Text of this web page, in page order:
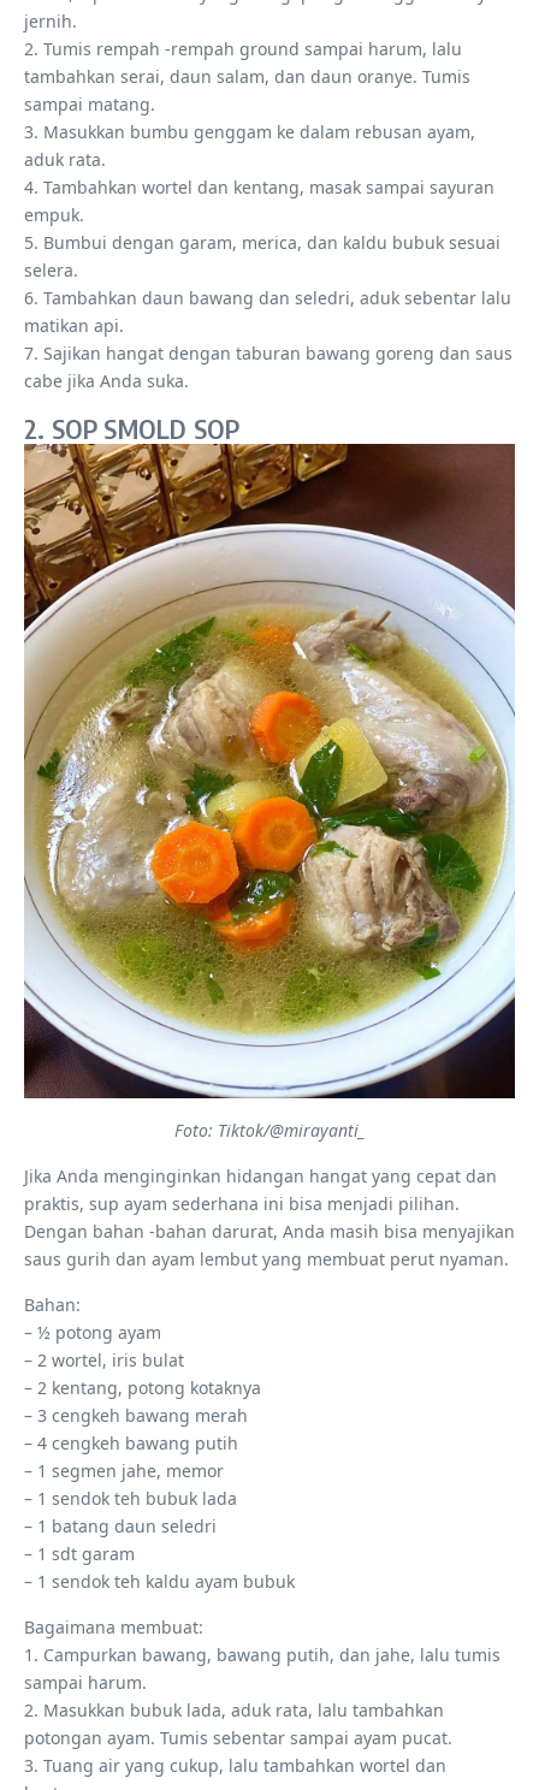
jernih.
2. Tumis rempah -rempah ground sampai harum, lalu
tambahkan serai, daun salam, dan daun oranye. Tumis
sampai matang.
3. Masukkan bumbu genggam ke dalam rebusan ayam,
aduk rata.
4. Tambahkan wortel dan kentang, masak sampai sayuran
empuk.
5. Bumbui dengan garam, merica, dan kaldu bubuk sesuai
selera.
6. Tambahkan daun bawang dan seledri, aduk sebentar lalu
matikan api.
7. Sajikan hangat dengan taburan bawang goreng dan saus
cabe jika Anda suka.
2. SOP SMOLD SOP
Foto: Tiktok/@mirayanti_
Jika Anda menginginkan hidangan hangat yang cepat dan
praktis, sup ayam sederhana ini bisa menjadi pilihan.
Dengan bahan -bahan darurat, Anda masih bisa menyajikan
saus gurih dan ayam lembut yang membuat perut nyaman.
Bahan:
– ½ potong ayam
– 2 wortel, iris bulat
– 2 kentang, potong kotaknya
– 3 cengkeh bawang merah
– 4 cengkeh bawang putih
– 1 segmen jahe, memor
– 1 sendok teh bubuk lada
– 1 batang daun seledri
– 1 sdt garam
– 1 sendok teh kaldu ayam bubuk
Bagaimana membuat:
1. Campurkan bawang, bawang putih, dan jahe, lalu tumis
sampai harum.
2. Masukkan bubuk lada, aduk rata, lalu tambahkan
potongan ayam. Tumis sebentar sampai ayam pucat.
3. Tuang air yang cukup, lalu tambahkan wortel dan